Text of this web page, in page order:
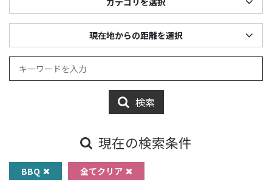
現在地からの距離を選択
検索
現在の検索条件
BBQ 全てクリア